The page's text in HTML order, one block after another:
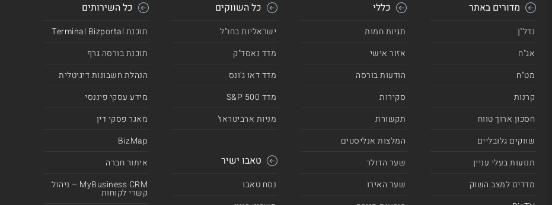
מדורים באתר
נדל"ן
אג"ח
מט"ח
קרנות
חסכון ארוך טווח
שווקים גלובליים
תנועות בעלי עניין
מדדים למצב השוק
כללי
תגיות חמות
אזור אישי
הודעות בורסה
סקירות
תקשורת
המלצות אנליסטים
שער הדולר
שער האירו
כל השווקים
ישראליות בחו"ל
מדד נאסד"ק
מדד דאו ג'ונס
מדד 500 S&P
מניות ארביטראז'
טאבו ישיר
נסח טאבו
כל השירותים
תוכנת Terminal Bizportal
תוכנת בורסה גרף
הנהלת חשבונות דיגיטלית
מידע עסקי פיננסי
מאגר פסקי דין
BizMap
איתור חברה
MyBusiness CRM – ניהול
קשרי לקוחות